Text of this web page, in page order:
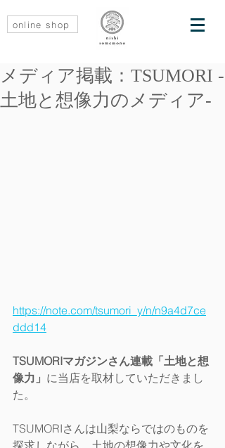
online shop
メディア掲載：TSUMORI -
土地と想像力のメディア-
https://note.com/tsumori_y/n/n9a4d7ce
ddd14
TSUMORIマガジンさん連載「土地と想
像力」 に当店を取材していただきまし
た。
TSUMORIさんは山梨ならではのものを